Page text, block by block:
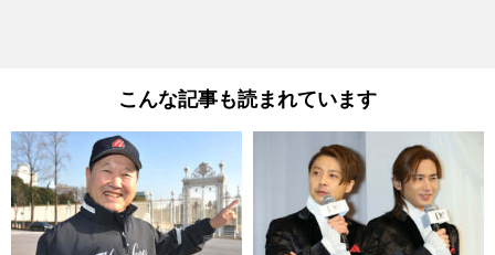
こんな記事も読まれています